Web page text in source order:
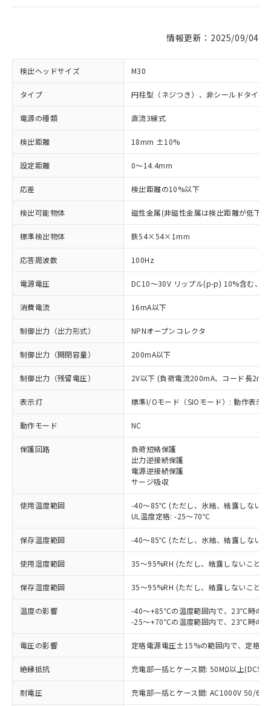
情報更新：2025/09/04
検出ヘッドサイズ M30
タイプ 円柱型（ネジつき）、非シールドタイプ
電源の種類 直流3線式
検出距離 18mm ±10%
設定距離 0～14.4mm
応差 検出距離の10%以下
検出可能物体 磁性金属(非磁性金属は検出距離が低下し
標準検出物体 鉄54×54×1mm
応答周波数 100Hz
電源電圧 DC10～30V リップル(p-p) 10%含む、
消費電流 16mA以下
制御出力（出力形式） NPNオープンコレクタ
制御出力（開閉容量） 200mA以下
制御出力（残留電圧） 2V以下 (負荷電流200mA、コード長2m
表示灯 標準I/Oモード（SIOモード）: 動作表示
動作モード NC
保護回路
負荷短絡保護
出力逆接続保護
電源逆接続保護
サージ吸収
使用温度範囲
-40～85℃ (ただし、氷結、結露しないこ
UL温度定格: -25～70℃
保存温度範囲 -40～85℃ (ただし、氷結、結露しないこ
使用湿度範囲 35～95%RH (ただし、結露しないこと)
保存湿度範囲 35～95%RH (ただし、結露しないこと)
温度の影響
-40～+85℃の温度範囲内で、23℃時の
-25～+70℃の温度範囲内で、23℃時の
電圧の影響 定格電源電圧±15%の範囲内で、定格
絶縁抵抗 充電部一括とケース間: 50MΩ以上
耐電圧 充電部一括とケース間: AC1000V 50/
ご利用条件
ご利用ください。
本サービスは、当社制御機器事業取扱
商品の当社在庫状況および標準価格
(税抜)を提供させていただくもので
当社制御機器事業取扱商品の中には、
本サービスの対象外となる商品もある
ことをご了承ください。
対応済み：EU RoHS指令（10物質）の
非含有に対応した製品が提供可能な商品で
有に対応した製品に切り替える予定のある
商品です。
対応予定なし：EU RoHS指令（10物質）の
非含有に非対応の商品で、対応品を出す予
調査・確認中：EU RoHS指令（10物質）の
非含有の対応状況を調査中または確認中の
非該当品：ライセンス料など無形物で、有
害物質有無と関係のない商品です。
仕入先様の事情により、非含有部品として
むを得ず変更することがあります。
※1 中国RoHS○×表
「○」：最大均質材料含有率が中国RoHSの
基準値以下であることを示します。
「×」：最大均質材料含有率が中国RoHSの
基準値を超えていることを示します。
「－」：未確認です。当社販売部門へお問
当社は、これら貴社製品のうち、外国